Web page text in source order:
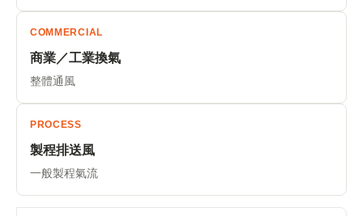
COMMERCIAL
商業／工業換氣
整體通風
PROCESS
製程排送風
一般製程氣流